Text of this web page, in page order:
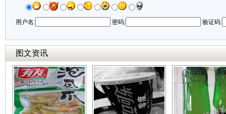
用户名: 密码: 验证码:
图文资讯